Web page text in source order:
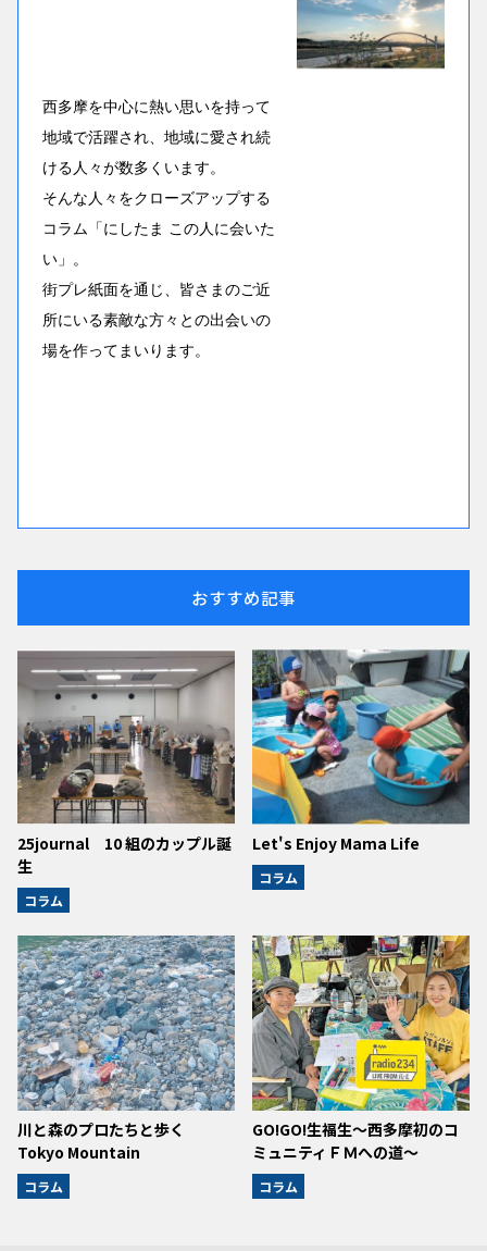
西多摩を中心に熱い思いを持って
地域で活躍され、地域に愛され続
ける人々が数多くいます。
そんな人々をクローズアップする
コラム「にしたま この人に会いた
い」。
街プレ紙面を通じ、皆さまのご近
所にいる素敵な方々との出会いの
場を作ってまいります。
おすすめ記事
25journal 10 組のカップル誕
生
コラム
Let's Enjoy Mama Life
コラム
川と森のプロたちと歩く
Tokyo Mountain
コラム
GO!GO!生福生～西多摩初のコ
ミュニティＦＭへの道～
コラム